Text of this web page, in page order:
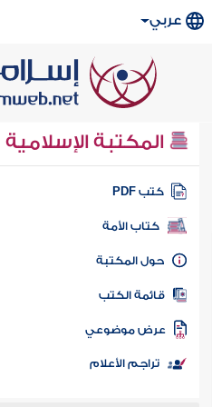
عربي
المكتبة الإسلامية
كتب PDF
كتاب الأمة
المكتبة
الكتب
موضوعي